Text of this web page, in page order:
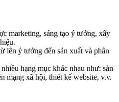
marketing, sáng tạo ý tưởng, xây
lên ý tưởng đến sản xuất và phân
hạng mục khác nhau như: sản
mạng xã hội, thiết kế website, v.v.